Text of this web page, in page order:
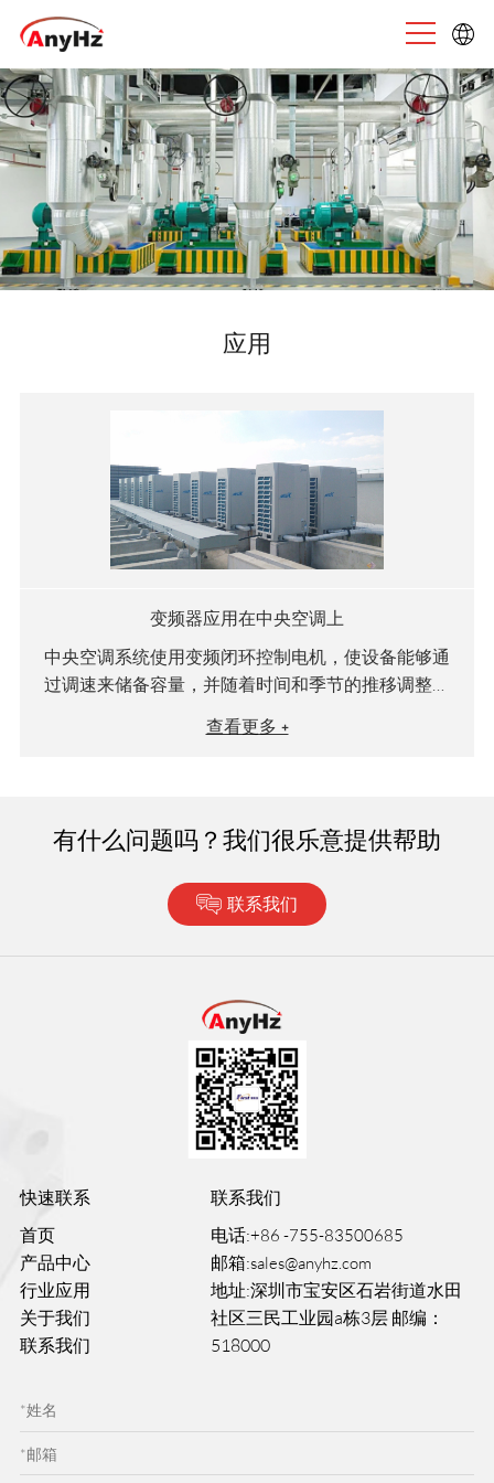
English
中文
应用
变频器应用在中央空调上
中央空调系统使用变频闭环控制电机，使设备能够通
过调速来储备容量，并随着时间和季节的推移调整热
查看更多 +
有什么问题吗？我们很乐意提供帮助
联系我们
快速联系
首页
产品中心
行业应用
关于我们
联系我们
联系我们
电话:+86 -755-83500685
邮箱:sales@anyhz.com
地址:深圳市宝安区石岩街道水田
社区三民工业园a栋3层 邮编：
518000